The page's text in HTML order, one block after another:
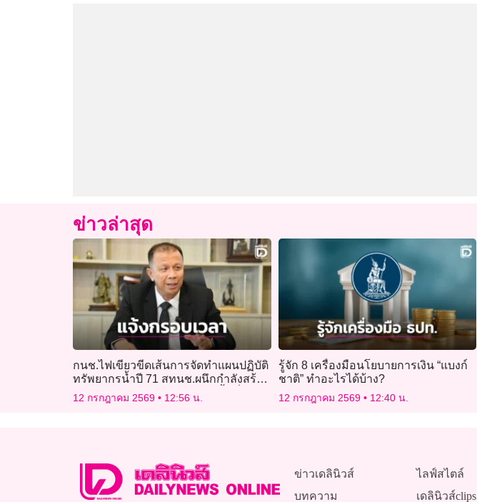
ข่าวล่าสุด
กนช.ไฟเขียวขีดเส้นการจัดทำแผนปฏิบัติ
ทรัพยากรน้ำปี 71 สทนช.ผนึกกำลังสร้าง
ความรู้ผลักดันโครงการระดับพื้นที่ให้
เป็นจริง
12 กรกฎาคม 2569 12:56 น.
รู้จัก 8 เครื่องมือนโยบายการเงิน “แบงก์
ชาติ” ทำอะไรได้บ้าง?
12 กรกฎาคม 2569 12:40 น.
ข่าวเดลินิวส์
บทความ
ไลฟ์สไตล์
เดลินิวส์clips